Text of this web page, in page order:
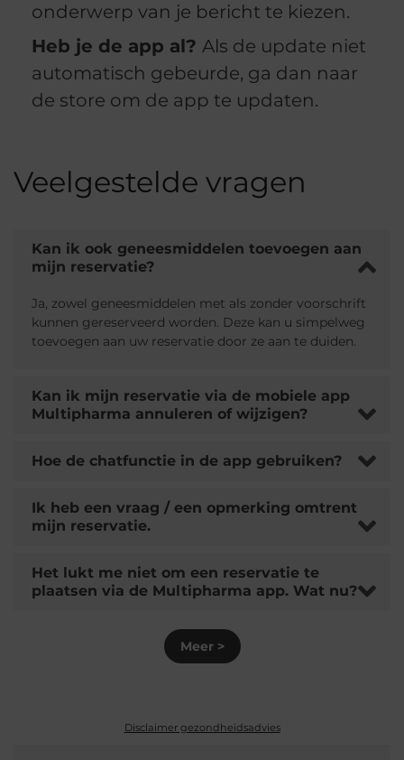
onderwerp van je bericht te kiezen.
Heb je de app al? Als de update niet
automatisch gebeurde, ga dan naar
de store om de app te updaten.
Veelgestelde vragen
Kan ik ook geneesmiddelen toevoegen aan
mijn reservatie?
Ja, zowel geneesmiddelen met als zonder voorschrift
kunnen gereserveerd worden. Deze kan u simpelweg
toevoegen aan uw reservatie door ze aan te duiden.
Kan ik mijn reservatie via de mobiele app
Multipharma annuleren of wijzigen?
Hoe de chatfunctie in de app gebruiken?
Ik heb een vraag / een opmerking omtrent
mijn reservatie.
Het lukt me niet om een reservatie te
plaatsen via de Multipharma app. Wat nu?
Meer >
Disclaimer gezondheidsadvies